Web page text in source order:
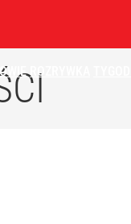
ROZRYWKA
ktoś taki został